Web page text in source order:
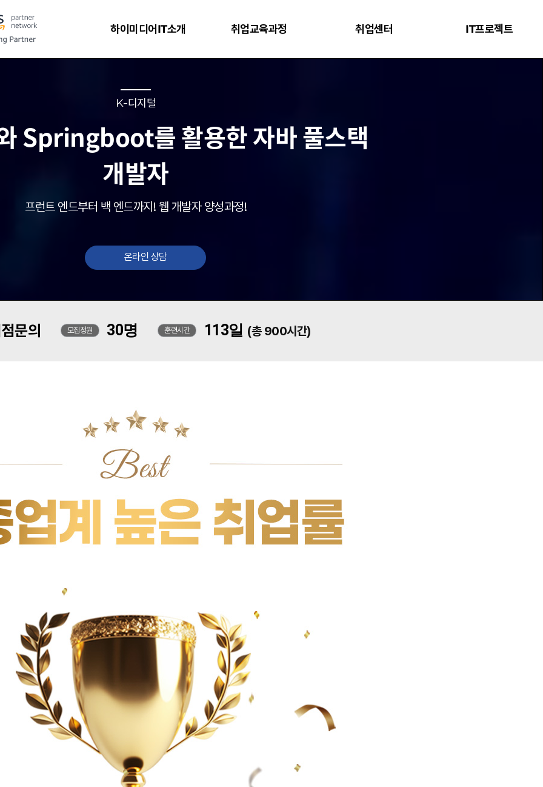
하이미디어IT소개 취업교육과정 취업센터 IT프로젝트
K-디지털
Springboot를 활용한 자바 풀스택
개발자
프런트 엔드부터 백 엔드까지! 웹 개발자 양성과정!
온라인 상담
문의 모집정원 30명 훈련시간 113일 (총 900시간)